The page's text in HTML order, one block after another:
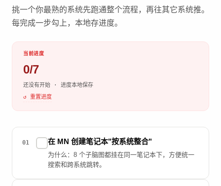
挑一个你最熟的系统先跑通整个流程，再往其它系统推。
每完成一步勾上，本地存进度。
当前进度
0/7
还没有开始 · 进度本地保存
↺ 重置进度
01 在 MN 创建笔记本"按系统整合"
为什么：8 个子脑图都挂在同一笔记本下，方便统一
搜索和跨系统跳转。